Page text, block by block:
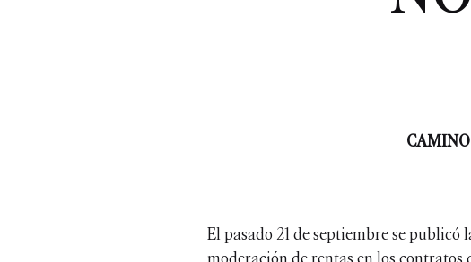
El pasado 21 de septiembre se publicó